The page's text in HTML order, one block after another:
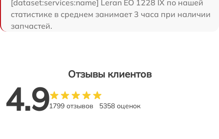
[dataset:services:name] Leran EO 1228 IX по нашей
статистике в среднем занимает 3 часа при наличии
запчастей.
Отзывы клиентов
4.91799 отзывов 5358 оценок